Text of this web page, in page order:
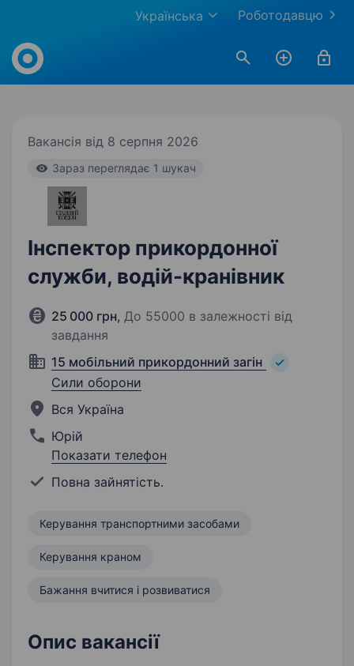
Роботодавцю
Українська
Work.ua
Вакансія від 8 серпня 2026
Зараз переглядає 1 шукач
Інспектор прикордонної
служби, водій-кранівник
25 000 грн, До 55000 в залежності від
завдання
15 мобільний прикордонний загін
Сили оборони
Вся Україна
Юрій
Показати телефон
Повна зайнятість.
Керування транспортними засобами
Керування краном
Бажання вчитися і розвиватися
Опис вакансії